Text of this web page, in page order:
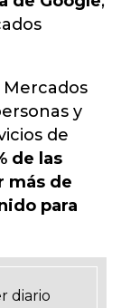
y
de
de las
más de
para
diario